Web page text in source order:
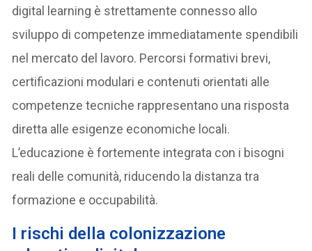
digital learning è strettamente connesso allo
sviluppo di competenze immediatamente spendibili
nel mercato del lavoro. Percorsi formativi brevi,
certificazioni modulari e contenuti orientati alle
competenze tecniche rappresentano una risposta
diretta alle esigenze economiche locali.
L’educazione è fortemente integrata con i bisogni
reali delle comunità, riducendo la distanza tra
formazione e occupabilità.
I rischi della colonizzazione